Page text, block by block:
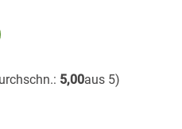
5,00aus 5)